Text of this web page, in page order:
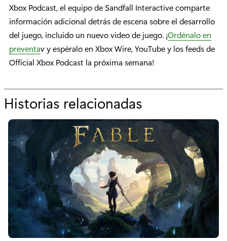
Xbox Podcast, el equipo de Sandfall Interactive comparte
información adicional detrás de escena sobre el desarrollo
del juego, incluido un nuevo video de juego. ¡Ordénalo en
preventav y espéralo en Xbox Wire, YouTube y los feeds de
Official Xbox Podcast la próxima semana!
Historias relacionadas
o
r
“
I
n
s
p